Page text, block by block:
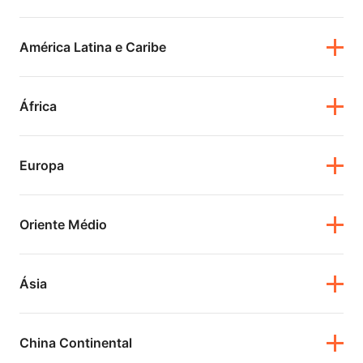
América Latina e Caribe
África
Europa
Oriente Médio
Ásia
China Continental